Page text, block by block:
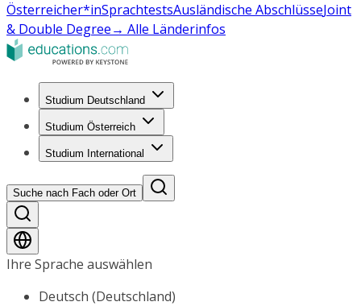
Österreicher*inSprachtestsAusländische AbschlüsseJoint
& Double Degree→ Alle Länderinfos
Studium Deutschland
Studium Österreich
Studium International
Suche nach Fach oder Ort
Ihre Sprache auswählen
Deutsch (Deutschland)